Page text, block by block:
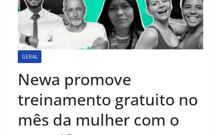
GERAL
Newa promove
treinamento gratuito no
mês da mulher com o